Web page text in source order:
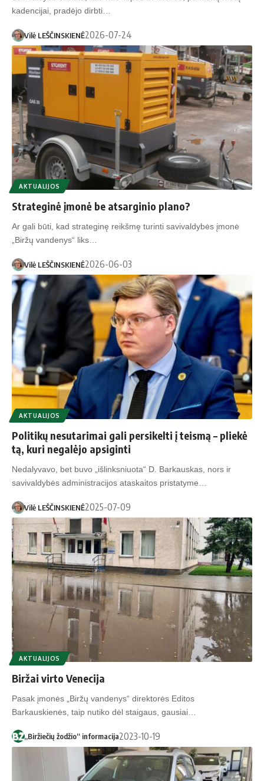
kadencijai, pradėjo dirbti…
Vilė LEŠČINSKIENĖ2026-07-24
AKTUALIJOS
Strateginė įmonė be atsarginio plano?
Ar gali būti, kad strateginę reikšmę turinti savivaldybės įmonė
„Biržų vandenys“ liks…
Vilė LEŠČINSKIENĖ2026-06-03
AKTUALIJOS
Politikų nesutarimai gali persikelti į teismą – pliekė
tą, kuri negalėjo apsiginti
Nedalyvavo, bet buvo „išlinksniuota“ D. Barkauskas, nors ir
savivaldybės administracijos ataskaitos pristatyme…
Vilė LEŠČINSKIENĖ2025-07-09
AKTUALIJOS
Biržai virto Venecija
Pasak įmonės „Biržų vandenys“ direktorės Editos
Barkauskienės, taip nutiko dėl staigaus, gausiai…
„Biržiečių žodžio“ informacija2023-10-19